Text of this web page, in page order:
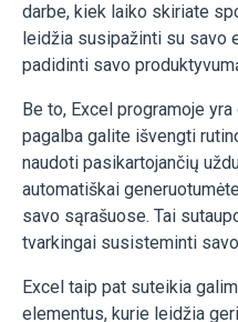
darbe, kiek laiko skiriate
leidžia susipažinti su savo
padidinti savo
Be to, Excel programoje
pagalba galite išvengti
naudoti pasikartojančių
automatiškai
savo sąrašuose. Tai
tvarkingai susisteminti
Excel taip pat suteikia
elementus, kurie leidžia